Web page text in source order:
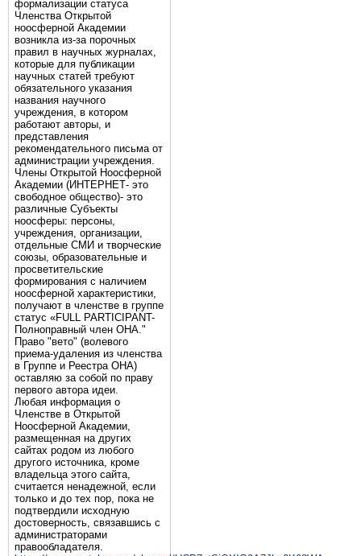
формализации статуса
Членства Открытой
ноосферной Академии
возникла из-за порочных
правил в научных журналах,
которые для публикации
научных статей требуют
обязательного указания
названия научного
учреждения, в котором
работают авторы, и
представления
рекомендательного письма от
администрации учреждения.
Члены Открытой Ноосферной
Академии (ИНТЕРНЕТ- это
свободное общество)- это
различные Субъекты
ноосферы: персоны,
учреждения, организации,
отдельные СМИ и творческие
союзы, образовательные и
просветительские
формирования с наличием
ноосферной характеристики,
получают в членстве в группе
статус «FULL PARTICIPANT-
Полноправный член ОНА."
Право "вето" (волевого
приема-удаления из членства
в Группе и Реестра ОНА)
оставляю за собой по праву
первого автора идеи.
Любая информация о
Членстве в Открытой
Ноосферной Академии,
размещенная на других
сайтах родом из любого
другого источника, кроме
владельца этого сайта,
считается ненадежной, если
только и до тех пор, пока не
подтвердили исходную
достоверность, связавшись с
администраторами
правообладателя.